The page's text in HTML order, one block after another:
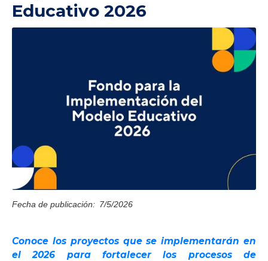
Educativo 2026
Fecha de publicación: 7/5/2026
Conoce los proyectos que se implementarán en
el 2026 para fortalecer los procesos de